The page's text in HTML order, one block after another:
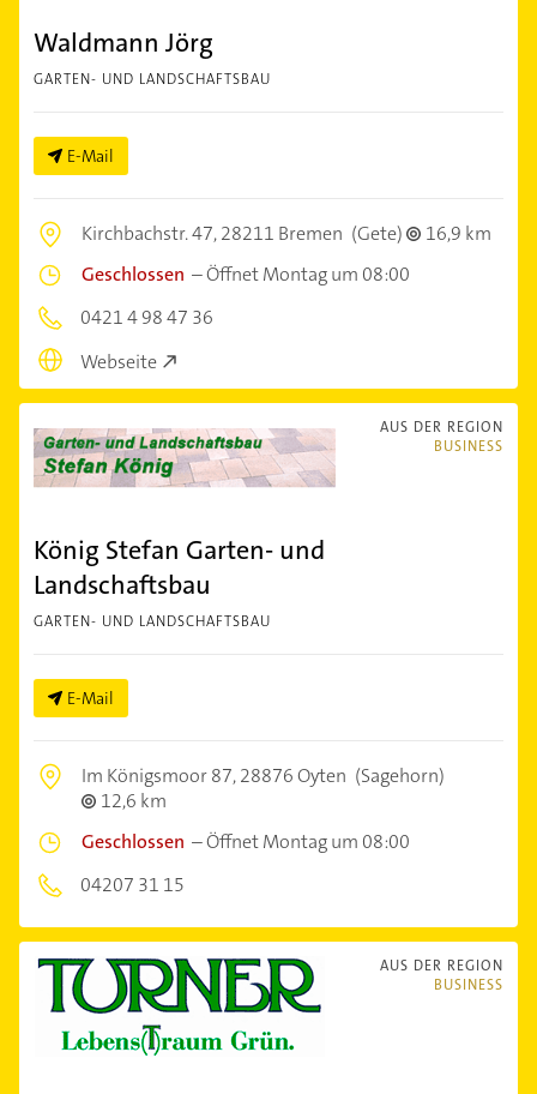
Waldmann Jörg
GARTEN- UND LANDSCHAFTSBAU
E-Mail
Kirchbachstr. 47,28211 Bremen (Gete)
16,9 km
Geschlossen –Öffnet Montag um 08:00
0421 4 98 47 36
Webseite
AUS DER REGION
BUSINESS
König Stefan Garten- und
Landschaftsbau
GARTEN- UND LANDSCHAFTSBAU
E-Mail
Im Königsmoor 87,28876 Oyten (Sagehorn)
12,6 km
Geschlossen –Öffnet Montag um 08:00
04207 31 15
AUS DER REGION
BUSINESS